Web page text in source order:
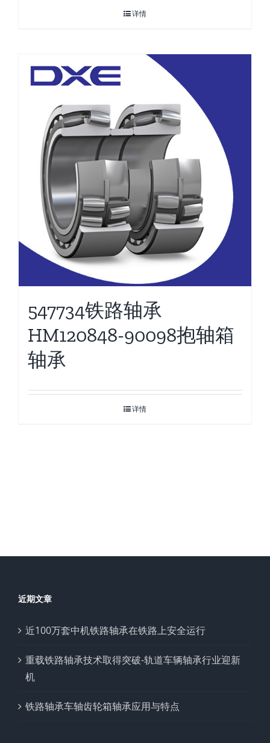
详情
547734铁路轴承
HM120848-90098抱轴箱
轴承
详情
近期文章
近100万套中机铁路轴承在铁路上安全运行
重载铁路轴承技术取得突破-轨道车辆轴承行业迎新
机
铁路轴承车轴齿轮箱轴承应用与特点